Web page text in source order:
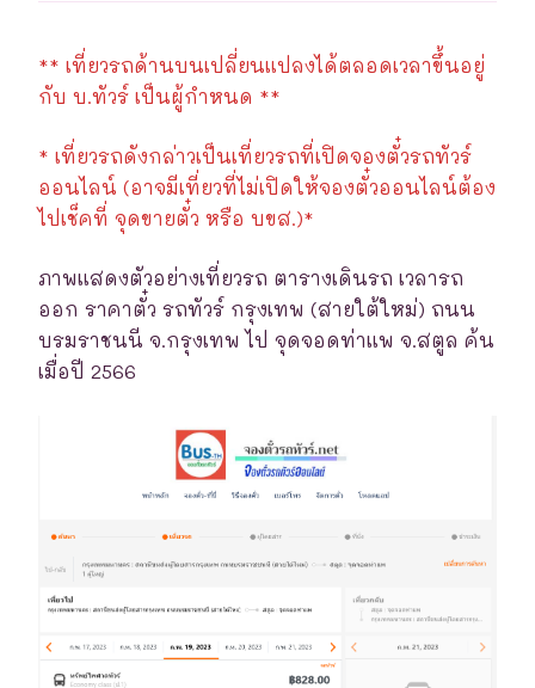
** เที่ยวรถด้านบนเปลี่ยนแปลงได้ตลอดเวลาขึ้นอยู่
กับ บ.ทัวร์ เป็นผู้กำหนด **
* เที่ยวรถดังกล่าวเป็นเที่ยวรถที่เปิดจองตั๋วรถทัวร์
ออนไลน์ (อาจมีเที่ยวที่ไม่เปิดให้จองตั๋วออนไลน์ต้อง
ไปเช็คที่ จุดขายตั๋ว หรือ บขส.)*
ภาพแสดงตัวอย่างเที่ยวรถ ตารางเดินรถ เวลารถ
ออก ราคาตั๋ว รถทัวร์ กรุงเทพ (สายใต้ใหม่) ถนน
บรมราชนนี จ.กรุงเทพ ไป จุดจอดท่าแพ จ.สตูล ค้น
เมื่อปี 2566